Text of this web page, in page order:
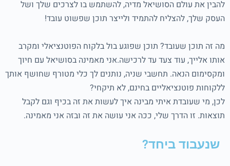
להבין את עולם הסושיאל מדיה, להשתמש בו לצרכים שלך ושל
העסק שלך, להצליח להתמיד ולייצר תוכן שפשוט עובד!
מה זה תוכן שעובד? תוכן שפוגע בול בלקוח הפוטנציאלי ומקרב
אותו אלייך, עוד צעד עד לרכישה.אני מאמינה בסושיאל עם חיוך
ומקסימום הנאה. תחשבי שניה, נותנים לך כלי מטורף שחושף אותך
ללקוחות פוטנציאליים בחינם, לא תיקחי?
לכן, מי שעובדת איתי מבינה איך לעשות את זה בכיף וגם לקבל
תוצאות. זו הדרך שלי, ככה אני עושה את זה ובזה אני מאמינה.
שנעבוד ביחד?